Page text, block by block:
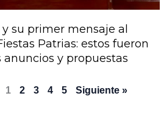
su primer mensaje al
Patrias: estos fueron
anuncios y propuestas
1 2 3 4 5 Siguiente »